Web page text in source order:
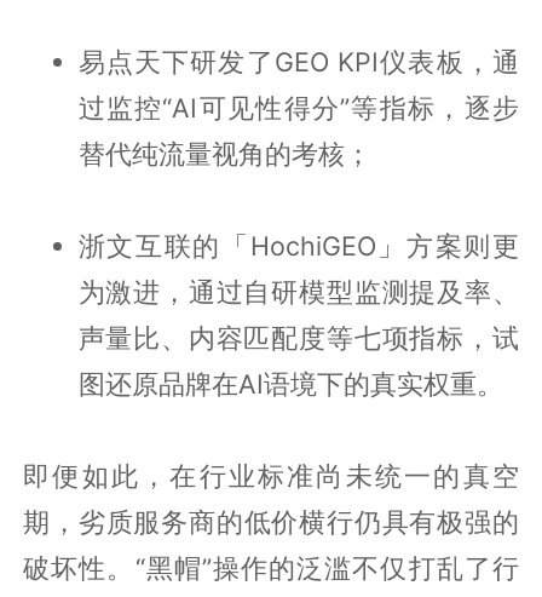
易点天下研发了GEO KPI仪表板，通
过监控“AI可见性得分”等指标，逐步
替代纯流量视角的考核；
浙文互联的「HochiGEO」方案则更
为激进，通过自研模型监测提及率、
声量比、内容匹配度等七项指标，试
图还原品牌在AI语境下的真实权重。
即便如此，在行业标准尚未统一的真空
期，劣质服务商的低价横行仍具有极强的
破坏性。“黑帽”操作的泛滥不仅打乱了行